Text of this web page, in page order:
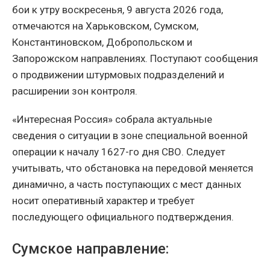
бои к утру воскресенья, 9 августа 2026 года,
отмечаются на Харьковском, Сумском,
Константиновском, Добропольском и
Запорожском направлениях. Поступают сообщения
о продвижении штурмовых подразделений и
расширении зон контроля.
«Интересная Россия» собрала актуальные
сведения о ситуации в зоне специальной военной
операции к началу 1627-го дня СВО. Следует
учитывать, что обстановка на передовой меняется
динамично, а часть поступающих с мест данных
носит оперативный характер и требует
последующего официального подтверждения.
Сумское направление: